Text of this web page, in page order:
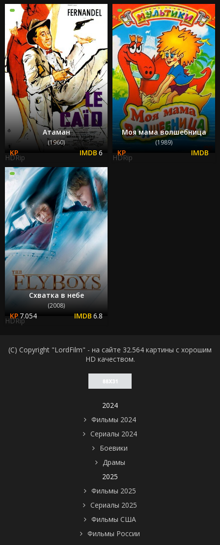
Атаман
(1960)
6
HDRip
Моя мама волшебница
(1989)
HDRip
Схватка в небе
(2008)
7.054 6.8
HDRip
(C) Copyright "LordFilm" - на сайте 32.564 картины с хорошим
HD качеством.
2024
Фильмы 2024
Сериалы 2024
Боевики
Драмы
2025
Фильмы 2025
Сериалы 2025
Фильмы США
Фильмы России